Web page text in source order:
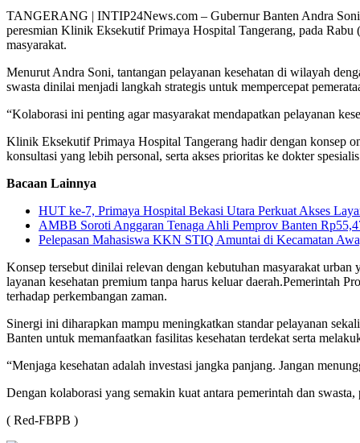
Share
TANGERANG | INTIP24News.com – Gubernur Banten Andra Soni
peresmian Klinik Eksekutif Primaya Hospital Tangerang, pada Rabu
masyarakat.
Menurut Andra Soni, tantangan pelayanan kesehatan di wilayah
swasta dinilai menjadi langkah strategis untuk mempercepat
“Kolaborasi ini penting agar masyarakat mendapatkan pelayanan
Klinik Eksekutif Primaya Hospital Tangerang hadir dengan konsep
konsultasi yang lebih personal, serta akses prioritas ke dokter
Bacaan Lainnya
HUT ke-7, Primaya Hospital Bekasi Utara Perkuat Akses
AMBB Soroti Anggaran Tenaga Ahli Pemprov Banten
Pelepasan Mahasiswa KKN STIQ Amuntai di Kecamatan
Konsep tersebut dinilai relevan dengan kebutuhan masyarakat
layanan kesehatan premium tanpa harus keluar daerah.Pemerintah
terhadap perkembangan zaman.
Sinergi ini diharapkan mampu meningkatkan standar pelayanan
Banten untuk memanfaatkan fasilitas kesehatan terdekat serta
“Menjaga kesehatan adalah investasi jangka panjang. Jangan
Dengan kolaborasi yang semakin kuat antara pemerintah dan
( Red-FBPB )